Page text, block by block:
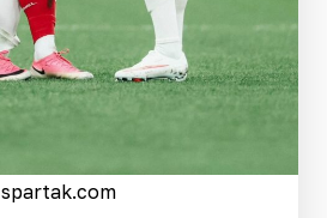
spartak.com